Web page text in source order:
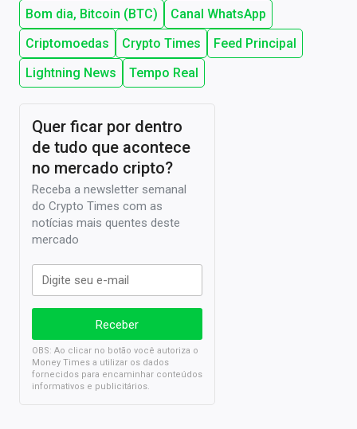
Bom dia, Bitcoin (BTC)
Canal WhatsApp
Criptomoedas
Crypto Times
Feed Principal
Lightning News
Tempo Real
Quer ficar por dentro
de tudo que acontece
no mercado cripto?
Receba a newsletter semanal
do Crypto Times com as
notícias mais quentes deste
mercado
OBS: Ao clicar no botão você autoriza o
Money Times a utilizar os dados
fornecidos para encaminhar conteúdos
informativos e publicitários.